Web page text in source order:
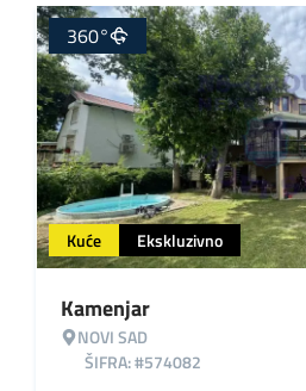
Kuće Ekskluzivno
360°
Kamenjar
NOVI SAD
ŠIFRA: #574082